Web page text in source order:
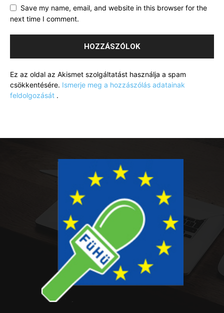
Save my name, email, and website in this browser for the
next time I comment.
Ez az oldal az Akismet szolgáltatást használja a spam
csökkentésére. Ismerje meg a hozzászólás adatainak
feldolgozását .